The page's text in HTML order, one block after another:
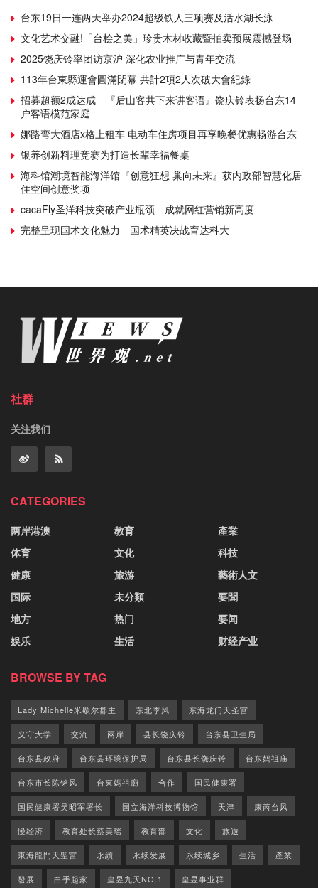
台东19日一连两天举办2024超级铁人三项赛及活水湖长泳
文化艺术交融!「台桧之美」珍贵木材收藏暨拍卖预展震撼登场
2025饶庆铃率团访京沪 深化农业推广与青年交流
113年台東縣運會圓滿閉幕 共計2項2人次破大會紀錄
招募超额2成达成 『后山客共下来讲客语』饶庆铃表扬台东14
户客语模范家庭
娜路弯大酒店x格上租车 电动车住房项目再享晚餐优惠畅游台东
银养创新料理竞赛为打造长辈幸福餐桌
海科馆潮境智能海洋馆『创意狂想 巢向未来』获内政部智慧化居
住空间创意奖项
cacaFly圣洋科技突破产业瓶颈 成就网红营销新高度
完整呈现国术文化魅力 国术精英决战育达科大
社群
关注我们
CATEGORIES
两岸港澳
体育
健康
国际
地方
娱乐
教育
文化
旅游
未分類
热门
生活
產業
科技
藝術人文
要聞
要闻
财经产业
BROWSE BY TAG
Lady Michelle米歇尔郡主 东北季风 东海龙门天圣宫
义守大学 交流 兩岸 县长饶庆铃 台东县卫生局
台东县政府 台东县环境保护局 台东县长饶庆铃 台东妈祖庙
台东市长陈铭风 台東媽祖廟 合作 国民健康署
国民健康署吴昭军署长 国立海洋科技博物馆 天津 康芮台风
慢经济 教育处长蔡美瑶 教育部 文化 旅遊
東海龍門天聖宮 永續 永续发展 永续城乡 生活 產業
發展 白手起家 皇昱九天NO.1 皇昱事业群